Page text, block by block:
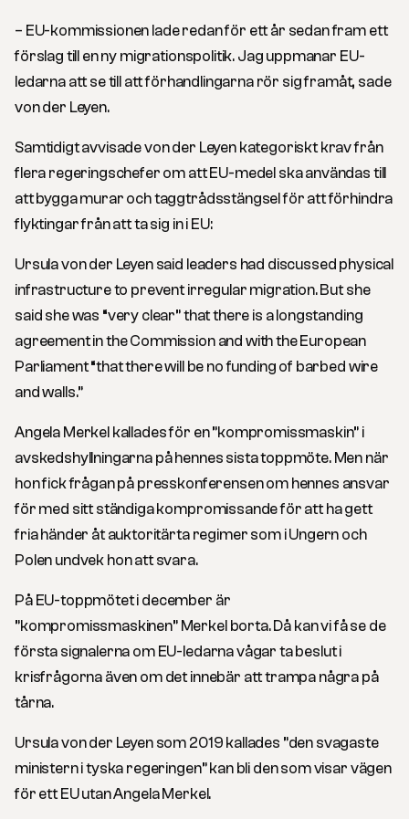
– EU-kommissionen lade redan för ett år sedan fram ett
förslag till en ny migrationspolitik. Jag uppmanar EU-
ledarna att se till att förhandlingarna rör sig framåt, sade
von der Leyen.
Samtidigt avvisade von der Leyen kategoriskt krav från
flera regeringschefer om att EU-medel ska användas till
att bygga murar och taggtrådsstängsel för att förhindra
flyktingar från att ta sig in i EU:
Ursula von der Leyen said leaders had discussed physical
infrastructure to prevent irregular migration. But she
said she was “very clear” that there is a longstanding
agreement in the Commission and with the European
Parliament “that there will be no funding of barbed wire
and walls.”
Angela Merkel kallades för en ”kompromissmaskin” i
avskedshyllningarna på hennes sista toppmöte. Men när
hon fick frågan på presskonferensen om hennes ansvar
för med sitt ständiga kompromissande för att ha gett
fria händer åt auktoritärta regimer som i Ungern och
Polen undvek hon att svara.
På EU-toppmötet i december är
”kompromissmaskinen” Merkel borta. Då kan vi få se de
första signalerna om EU-ledarna vågar ta beslut i
krisfrågorna även om det innebär att trampa några på
tårna.
Ursula von der Leyen som 2019 kallades ”den svagaste
ministern i tyska regeringen” kan bli den som visar vägen
för ett EU utan Angela Merkel.